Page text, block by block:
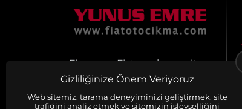
Firmamız Fiat araçlarına ait
Orjinal Çıkma Yedek Parça
satışı yapmaktadır.
Ürünlerimiz muhayyerdir.
Gizliliğinize Önem Veriyoruz
Web sitemiz, tarama deneyiminizi geliştirmek, site
trafiğini analiz etmek ve sitemizin işlevselliğini